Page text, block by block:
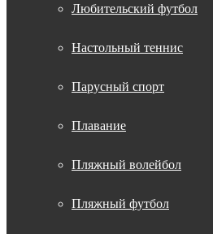
Любительский футбол
Настольный теннис
Парусный спорт
Плавание
Пляжный волейбол
Пляжный футбол